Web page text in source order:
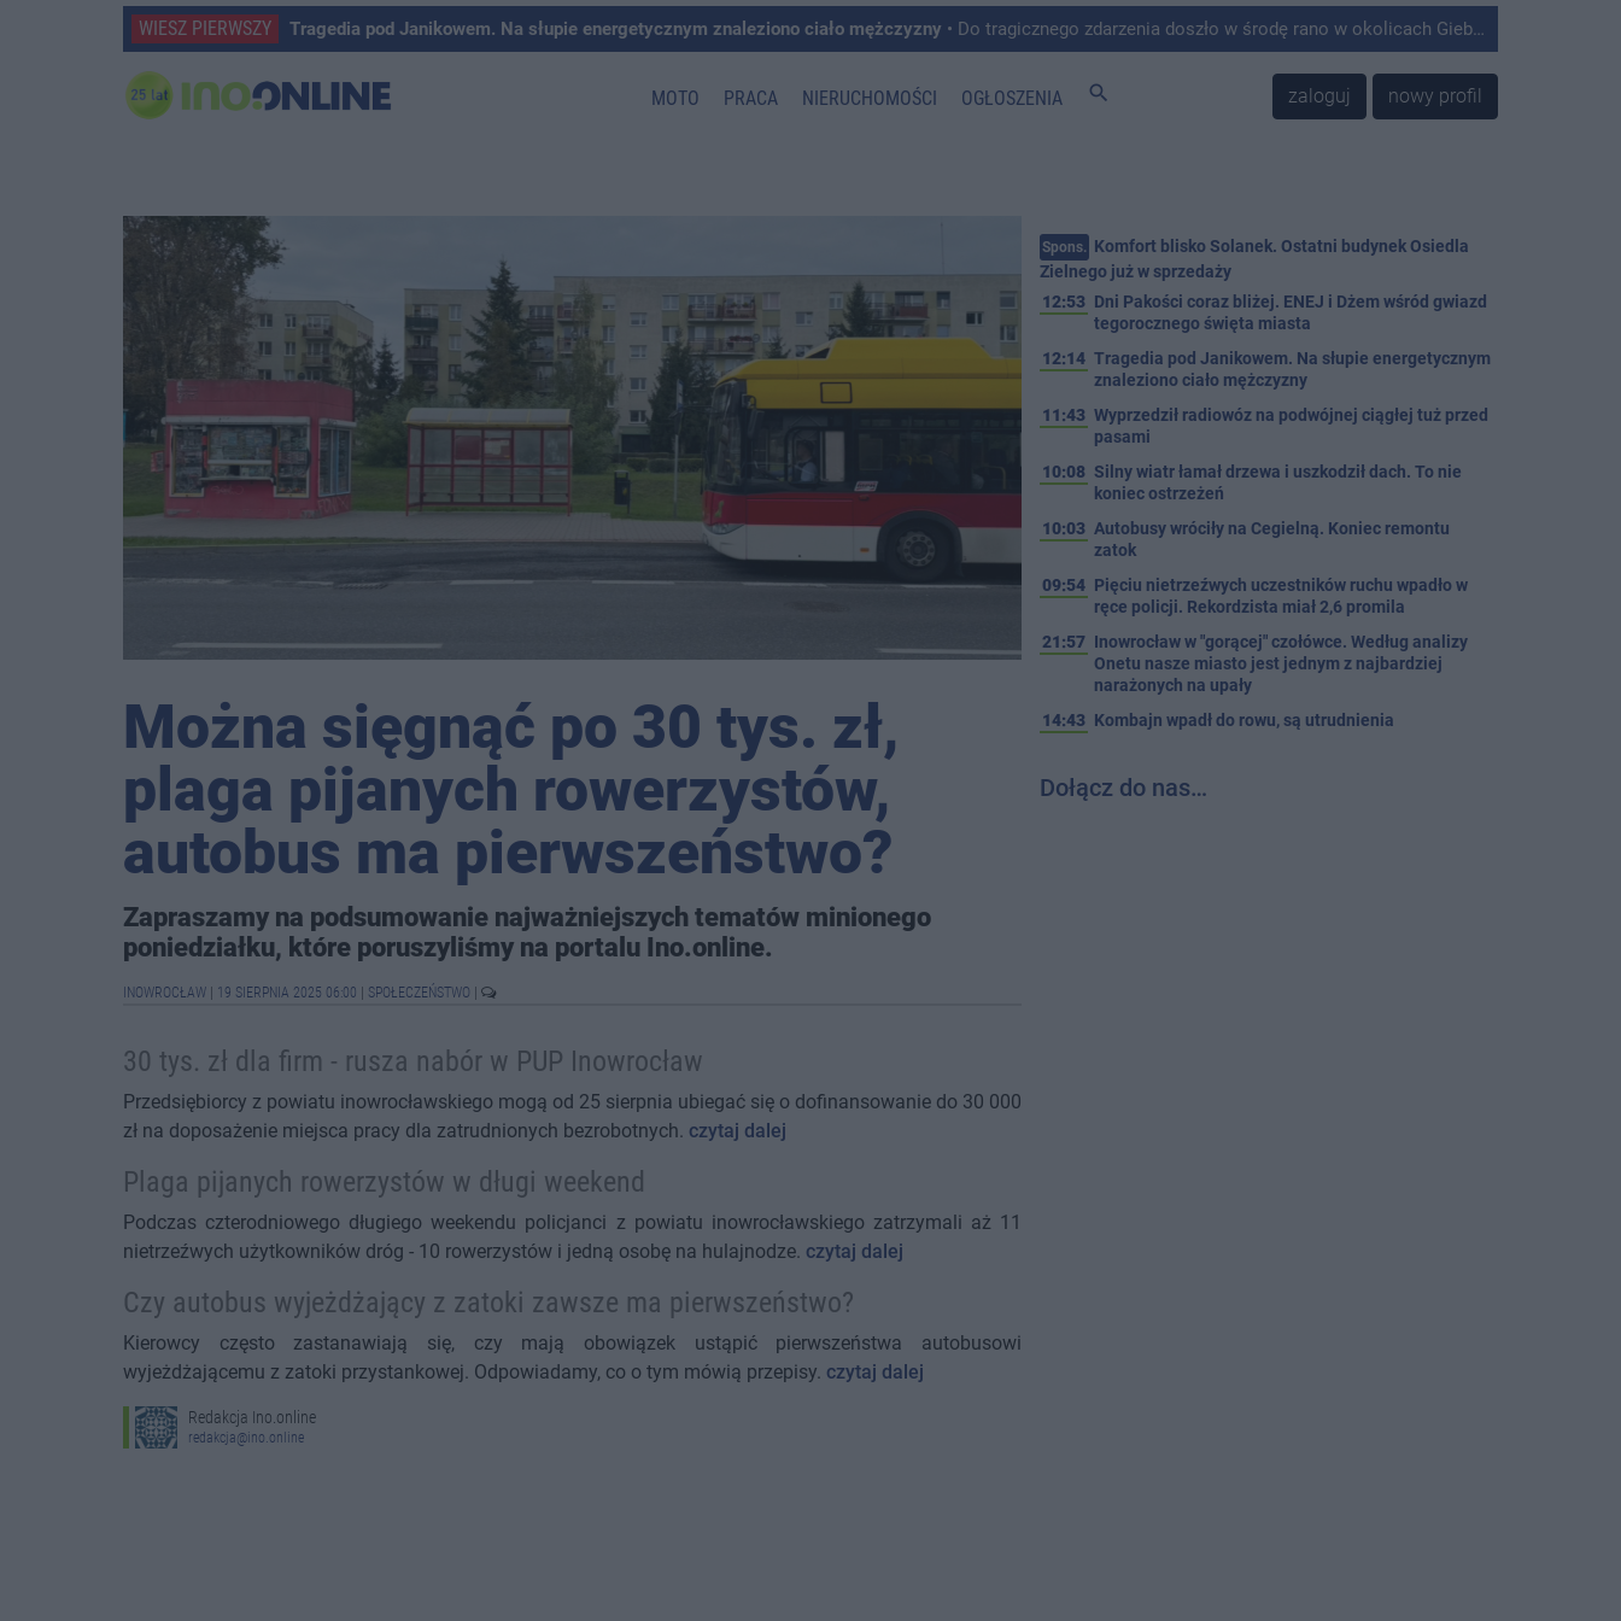
WIESZ PIERWSZY Tragedia pod Janikowem. Na słupie energetycznym znaleziono ciało mężczyzny • Do tragicznego zdarzenia doszło w środę rano w okolicach Giebni koło Janikowa. Wówczas na słupie energetycznym odnaleziono ciało mężczyzny.
MOTO PRACA NIERUCHOMOŚCI OGŁOSZENIA search zaloguj nowy profil
Można sięgnąć po 30 tys. zł,
plaga pijanych rowerzystów,
autobus ma pierwszeństwo?
Zapraszamy na podsumowanie najważniejszych tematów minionego
poniedziałku, które poruszyliśmy na portalu Ino.online.
INOWROCŁAW 19 SIERPNIA 2025 06:00 SPOŁECZEŃSTWO
30 tys. zł dla firm - rusza nabór w PUP Inowrocław
Przedsiębiorcy z powiatu inowrocławskiego mogą od 25 sierpnia ubiegać się o dofinansowanie do 30 000
zł na doposażenie miejsca pracy dla zatrudnionych bezrobotnych. czytaj dalej
Plaga pijanych rowerzystów w długi weekend
Podczas czterodniowego długiego weekendu policjanci z powiatu inowrocławskiego zatrzymali aż 11
nietrzeźwych użytkowników dróg - 10 rowerzystów i jedną osobę na hulajnodze. czytaj dalej
Czy autobus wyjeżdżający z zatoki zawsze ma pierwszeństwo?
Kierowcy często zastanawiają się, czy mają obowiązek ustąpić pierwszeństwa autobusowi
wyjeżdżającemu z zatoki przystankowej. Odpowiadamy, co o tym mówią przepisy. czytaj dalej
Redakcja Ino.online
redakcja@ino.online
Spons. Komfort blisko Solanek. Ostatni budynek Osiedla
Zielnego już w sprzedaży
12:53 Dni Pakości coraz bliżej. ENEJ i Dżem wśród gwiazd
tegorocznego święta miasta
12:14 Tragedia pod Janikowem. Na słupie energetycznym
znaleziono ciało mężczyzny
11:43 Wyprzedził radiowóz na podwójnej ciągłej tuż przed
pasami
10:08 Silny wiatr łamał drzewa i uszkodził dach. To nie
koniec ostrzeżeń
10:03 Autobusy wróciły na Cegielną. Koniec remontu
zatok
09:54 Pięciu nietrzeźwych uczestników ruchu wpadło w
ręce policji. Rekordzista miał 2,6 promila
21:57 Inowrocław w "gorącej" czołówce. Według analizy
Onetu nasze miasto jest jednym z najbardziej
narażonych na upały
14:43 Kombajn wpadł do rowu, są utrudnienia
Dołącz do nas…